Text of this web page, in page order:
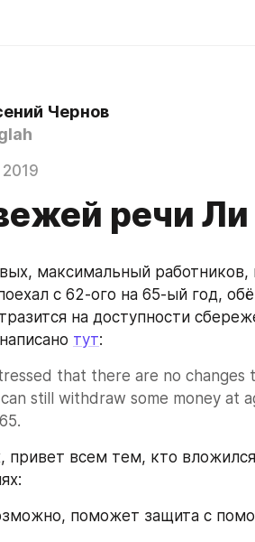
Чернов
речи
максимальный работников,
с 62-ого на 65-ый год,
на доступности
тут:
that there are no changes
still withdraw some money at
привет всем тем, кто
поможет защита с